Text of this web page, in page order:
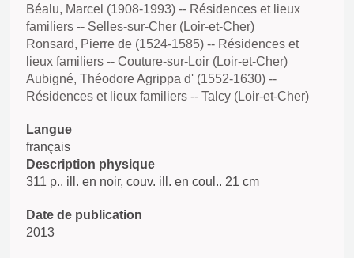
Béalu, Marcel (1908-1993) -- Résidences et lieux
familiers -- Selles-sur-Cher (Loir-et-Cher)
Ronsard, Pierre de (1524-1585) -- Résidences et
lieux familiers -- Couture-sur-Loir (Loir-et-Cher)
Aubigné, Théodore Agrippa d' (1552-1630) --
Résidences et lieux familiers -- Talcy (Loir-et-Cher)
Langue
français
Description physique
311 p.. ill. en noir, couv. ill. en coul.. 21 cm
Date de publication
2013